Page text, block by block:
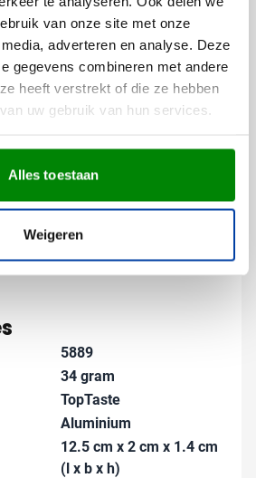
van onze site met onze
adverteren en analyse. Deze
gegevens combineren met andere
heeft verstrekt of die ze hebben
uw gebruik van hun services.
Alles toestaan
Weigeren
aangebracht op het handvat,
is bij elk gebruik. Zo maak
gebruiksvoorwerp een effectieve
voorbeeld van je
logo eruit ziet op deze aluminium
verwachten. Zo weet je zeker
perfect is voordat we aan de slag
graag verder!
5889
34 gram
TopTaste
Aluminium
12.5 cm x 2 cm x 1.4 cm
(l x b x h)